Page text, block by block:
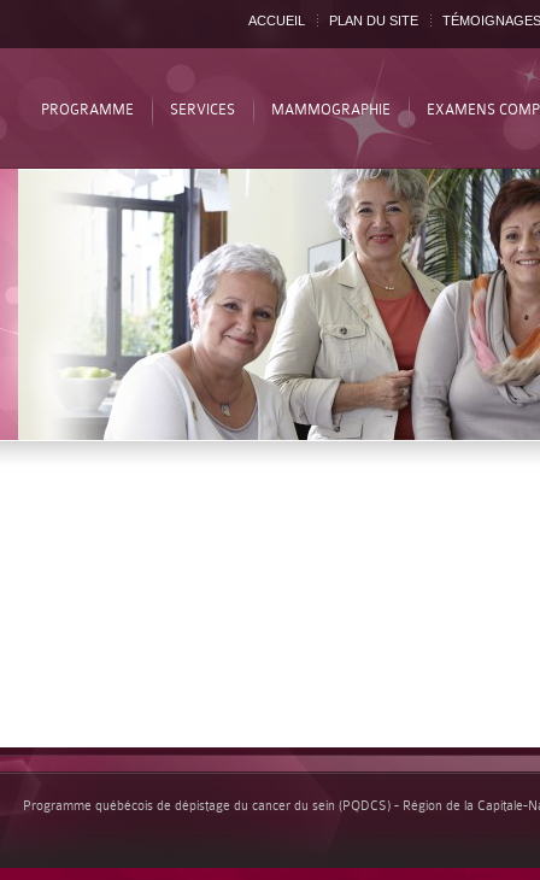
ACCUEIL PLAN DU SITE TÉMOIGNAGES
PROGRAMME SERVICES MAMMOGRAPHIE EXAMENS
Programme québécois de dépistage du cancer du sein (PQDCS) - Région de la Capitale-